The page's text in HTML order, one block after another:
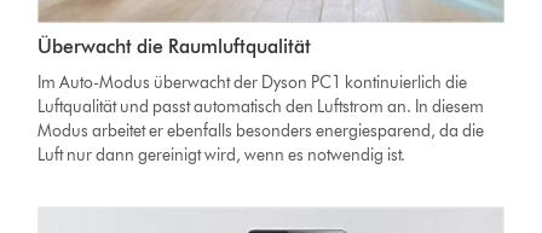
Überwacht die Raumluftqualität
Im Auto-Modus überwacht der Dyson PC1 kontinuierlich die
Luftqualität und passt automatisch den Luftstrom an. In diesem
Modus arbeitet er ebenfalls besonders energiesparend, da die
Luft nur dann gereinigt wird, wenn es notwendig ist.